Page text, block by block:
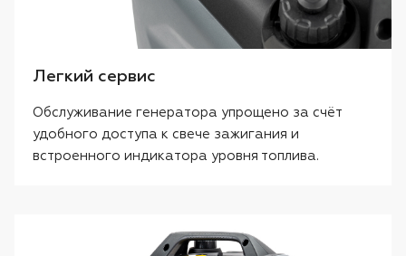
Легкий сервис
Обслуживание генератора упрощено за счёт
удобного доступа к свече зажигания и
встроенного индикатора уровня топлива.